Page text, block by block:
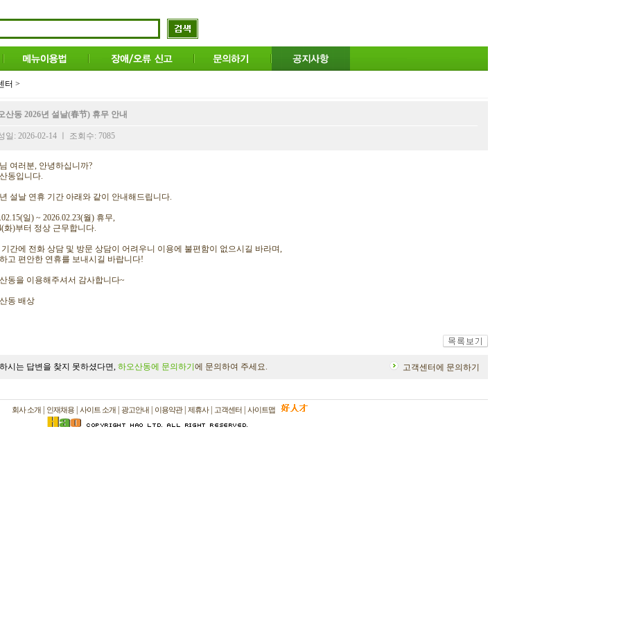
터 >
산동 2026년 설날(春节) 휴무 안내
일: 2026-02-14 ㅣ 조회수: 7085
여러분, 안녕하십니까?
동입니다.
설날 연휴 기간 아래와 같이 안내해드립니다.
일) ~ 2026.02.23(월) 휴무,
화)부터 정상 근무합니다.
간에 전화 상담 및 방문 상담이 어려우니 이용에 불편함이 없으시길 바라며,
고 편안한 연휴를 보내시길 바랍니다!
동을 이용해주셔서 감사합니다~
동 배상
시는 답변을 찾지 못하셨다면, 하오산동에 문의하기 에 문의하여 주세요. 고객센터에 문의하기
회사 소개 인재채용 사이트 소개 광고안내 이용약관 제휴사 고객센터 사이트맵